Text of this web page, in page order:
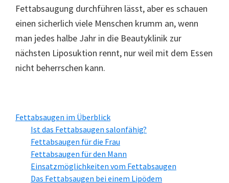
Fettabsaugung durchführen lässt, aber es schauen
einen sicherlich viele Menschen krumm an, wenn
man jedes halbe Jahr in die Beautyklinik zur
nächsten Liposuktion rennt, nur weil mit dem Essen
nicht beherrschen kann.
Seitenspalte
Fettabsaugen im Überblick
Ist das Fettabsaugen salonfähig?
Fettabsaugen für die Frau
Fettabsaugen für den Mann
Einsatzmöglichkeiten vom Fettabsaugen
Das Fettabsaugen bei einem Lipödem